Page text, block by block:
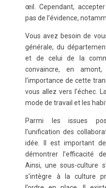
œil. Cependant,
pas de l’évidence,
Vous avez besoin de
générale, du
et de celui de la
convaincre, en
l’importance de cette
vous allez vers l’échec.
mode de travail et les
Parmi les issues
l’unification des
idée. Il est important
démontrer l’efficacité
Ainsi, une sous-culture
s’intègre à la culture